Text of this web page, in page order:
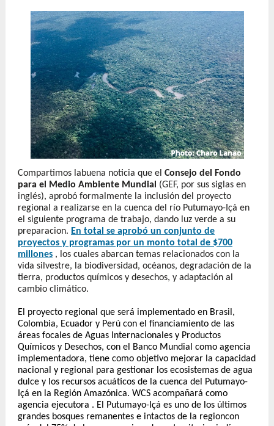
Compartimos labuena noticia que el Consejo del Fondo
para el Medio Ambiente Mundial
(GEF, por sus siglas en
inglés), aprobó formalmente la inclusión del proyecto
regional a realizarse en la cuenca del río Putumayo-Içá en
el siguiente programa de trabajo, dando luz verde a su
preparacion. En total se aprobó un conjunto de
proyectos y programas por un monto total de $700
millones , los cuales abarcan temas relacionados con la
vida silvestre, la biodiversidad, océanos, degradación de la
tierra, productos químicos y desechos, y adaptación al
cambio climático.
El proyecto regional que será implementado en Brasil,
Colombia, Ecuador y Perú con el financiamiento de las
áreas focales de Aguas Internacionales y Productos
Químicos y Desechos, con el Banco Mundial como agencia
implementadora, tiene como objetivo mejorar la capacidad
nacional y regional para gestionar los ecosistemas de agua
dulce y los recursos acuáticos de la cuenca del Putumayo-
Içá en la Región Amazónica. WCS acompañará como
agencia ejecutora . El Putumayo-Içá es uno de los últimos
grandes bosques remanentes e intactos de la regioncon